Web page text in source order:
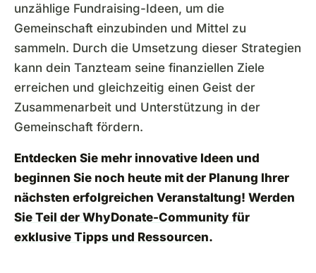
unzählige Fundraising-Ideen, um die
Gemeinschaft einzubinden und Mittel zu
sammeln. Durch die Umsetzung dieser Strategien
kann dein Tanzteam seine finanziellen Ziele
erreichen und gleichzeitig einen Geist der
Zusammenarbeit und Unterstützung in der
Gemeinschaft fördern.
Entdecken Sie mehr innovative Ideen und
beginnen Sie noch heute mit der Planung Ihrer
nächsten erfolgreichen Veranstaltung! Werden
Sie Teil der WhyDonate-Community für
exklusive Tipps und Ressourcen.